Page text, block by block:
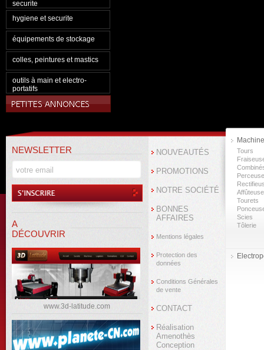
securite
hygiene et securite
équipements de stockage
colles, peintures et mastics
outils à main et electro-
portatifs
NEWSLETTER
A
DÉCOUVRIR
www.3d-latitude.com
NOUVEAUTÉS
PROMOTIONS
NOTRE SOCIÉTÉ
BONNES
AFFAIRES
Mentions légales
Protection des
données
Conditions Générales
de vente
CONTACT
Réalisation
Amenothès
Conception
Tours
Tourets
Scies
Tôlerie